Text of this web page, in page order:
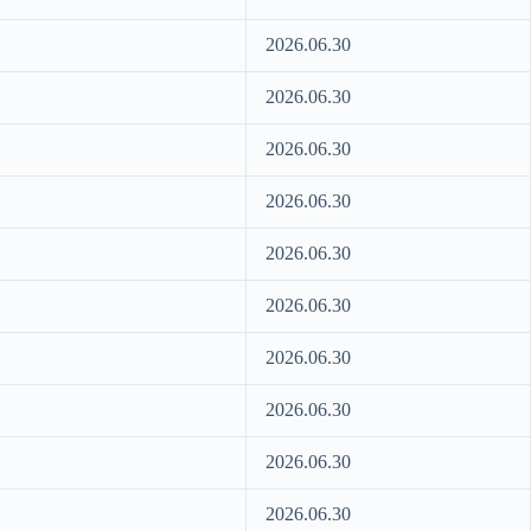
2026.06.30
2026.06.30
2026.06.30
2026.06.30
2026.06.30
2026.06.30
2026.06.30
2026.06.30
2026.06.30
2026.06.30